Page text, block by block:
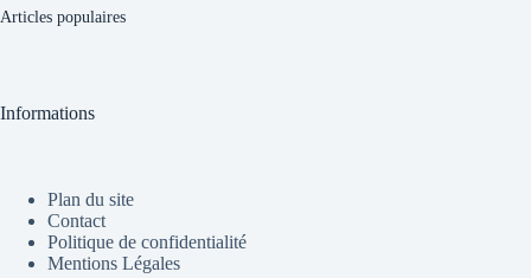
Articles populaires
Informations
Plan du site
Contact
Politique de confidentialité
Mentions Légales